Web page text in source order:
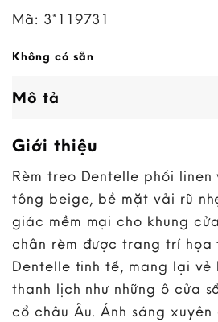
Mã: 3*119731
Không có sẵn
Mô tả
Giới thiệu
Rèm treo Dentelle phối
tông beige, bề mặt vải rũ
giác mềm mại cho khung
chân rèm được trang trí họa
Dentelle tinh tế, mang lại vẻ
thanh lịch như những ô cửa
cổ châu Âu. Ánh sáng